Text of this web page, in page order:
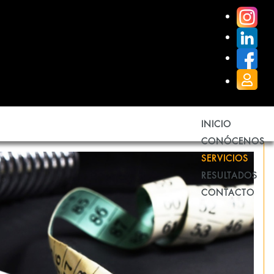
INICIO
CONÓCENOS
SERVICIOS
RESULTADOS
CONTACTO